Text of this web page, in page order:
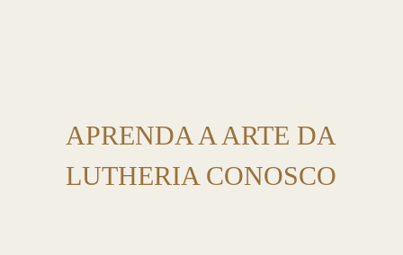
APRENDA A ARTE DA
LUTHERIA CONOSCO